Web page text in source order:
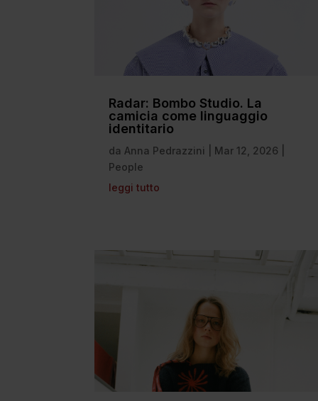
Radar: Bombo Studio. La
camicia come linguaggio
identitario
da Anna Pedrazzini Mar 12, 2026
People
leggi tutto